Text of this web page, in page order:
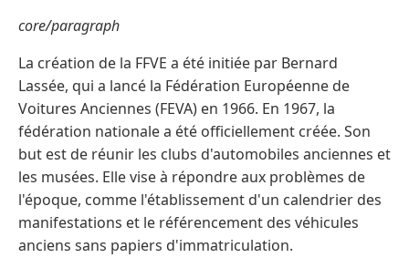
core/paragraph
La création de la FFVE a été initiée par Bernard
Lassée, qui a lancé la Fédération Européenne de
Voitures Anciennes (FEVA) en 1966. En 1967, la
fédération nationale a été officiellement créée. Son
but est de réunir les clubs d'automobiles anciennes et
les musées. Elle vise à répondre aux problèmes de
l'époque, comme l'établissement d'un calendrier des
manifestations et le référencement des véhicules
anciens sans papiers d'immatriculation.